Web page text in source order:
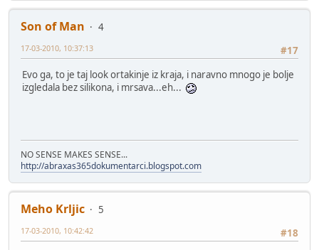
Son of Man
4
#17
17-03-2010, 10:37:13
Evo ga, to je taj look ortakinje iz kraja, i naravno mnogo je bolje
izgledala bez silikona, i mrsava...eh...
NO SENSE MAKES SENSE...
http://abraxas365dokumentarci.blogspot.com
Meho Krljic
5
#18
17-03-2010, 10:42:42